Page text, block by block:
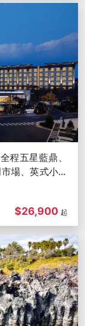
程五星藍鼎、
場、英式小火
$26,900 起